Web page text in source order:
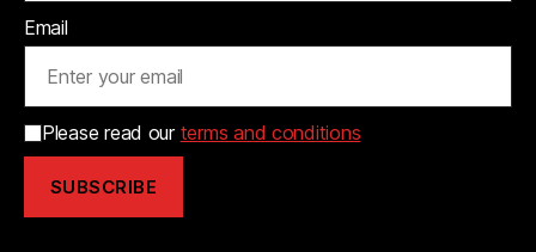
Email
Please read our terms and conditions